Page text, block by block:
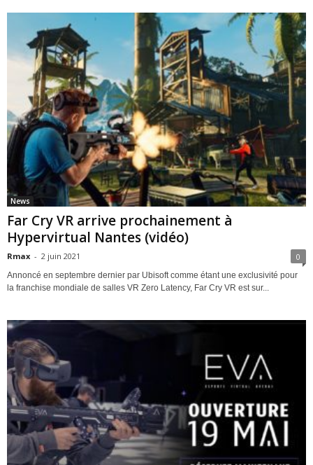
News
Far Cry VR arrive prochainement à
Hypervirtual Nantes (vidéo)
Rmax - 2 juin 2021 0
Annoncé en septembre dernier par Ubisoft comme étant une exclusivité pour
la franchise mondiale de salles VR Zero Latency, Far Cry VR est sur...